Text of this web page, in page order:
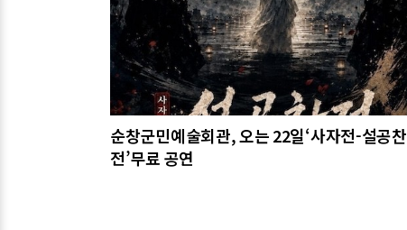
순창군민예술회관, 오는 22일‘사자전-설공찬
전’무료 공연